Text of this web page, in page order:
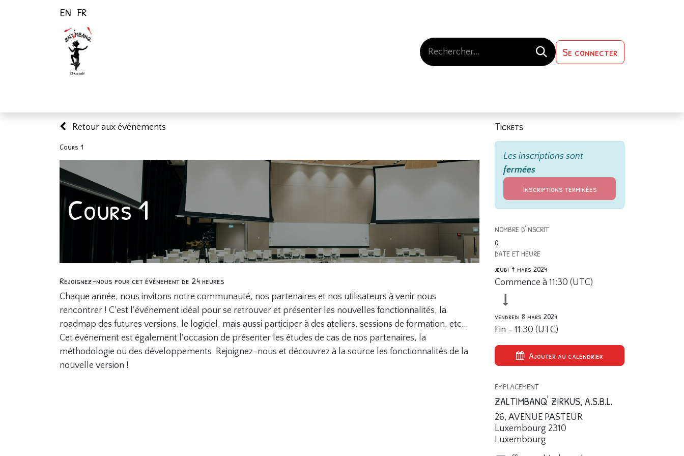
EN FR
Se connecter
Retour aux événements
Cours 1
Cours 1
Rejoignez-nous pour cet événement de 24 heures
Chaque année, nous invitons notre communauté, nos partenaires et nos utilisateurs à venir nous
rencontrer ! C'est l'événement idéal pour se retrouver et présenter les nouvelles fonctionnalités, la
roadmap des futures versions, le logiciel, mais aussi participer à des ateliers, sessions de formation, etc...
Cet événement est également l'occasion de présenter les études de cas de nos partenaires, la
méthodologie ou des développements. Rejoignez-nous et découvrez à la source les fonctionnalités de la
nouvelle version !
Tickets
Les inscriptions sont
fermées
Inscriptions terminées
NOMBRE D'INSCRIT
0
DATE ET HEURE
jeudi 7 mars 2024
Commence à 11:30 (UTC)
vendredi 8 mars 2024
Fin - 11:30 (UTC)
Ajouter au calendrier
EMPLACEMENT
ZALTIMBANQ' ZIRKUS, A.S.B.L.
26, AVENUE PASTEUR
Luxembourg 2310
Luxembourg